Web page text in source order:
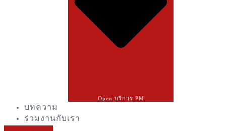
Open บริการ PM
บทความ
ร่วมงานกับเรา